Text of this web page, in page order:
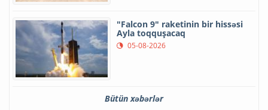
"Falcon 9" raketinin bir hissəsi
Ayla toqquşacaq
05-08-2026
Bütün xəbərlər